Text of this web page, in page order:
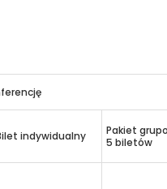
indywidualny
Pakiet
5 biletów